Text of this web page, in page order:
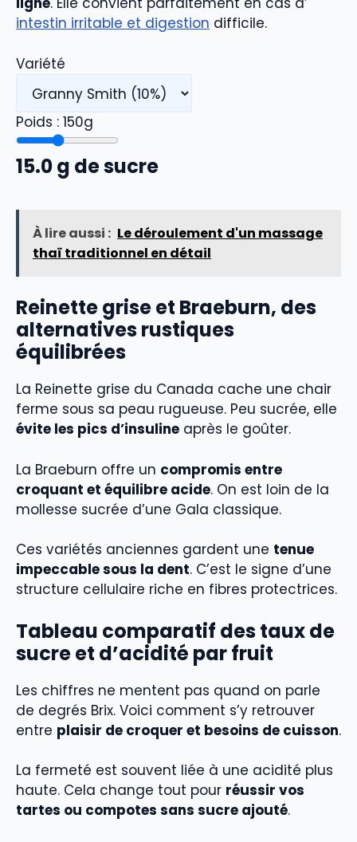
intestin irritable et digestion difficile.
Variété
Poids : 150g
15.0g de sucre
À lire aussi : Le déroulement d'un massage
thaï traditionnel en détail
Reinette grise et Braeburn, des
alternatives rustiques
équilibrées
La Reinette grise du Canada cache une chair
ferme sous sa peau rugueuse. Peu sucrée, elle
évite les pics d’insuline après le goûter.
La Braeburn offre un compromis entre
croquant et équilibre acide. On est loin de la
mollesse sucrée d’une Gala classique.
Ces variétés anciennes gardent une tenue
impeccable sous la dent. C’est le signe d’une
structure cellulaire riche en fibres protectrices.
Tableau comparatif des taux de
sucre et d’acidité par fruit
Les chiffres ne mentent pas quand on parle
de degrés Brix. Voici comment s’y retrouver
entre plaisir de croquer et besoins de cuisson.
La fermeté est souvent liée à une acidité plus
haute. Cela change tout pour réussir vos
tartes ou compotes sans sucre ajouté.